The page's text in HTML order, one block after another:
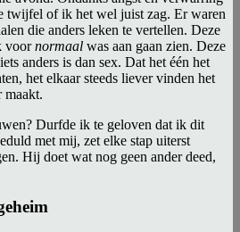
twijfel of ik het wel juist zag. Er waren
die anders leken te vertellen. Deze
voornormaal was aan gaan zien. Deze
anders is dan sex. Dat het één het
het elkaar steeds liever vinden het
maakt.
Durfde ik te geloven dat ik dit
met mij, zet elke stap uiterst
Hij doet wat nog geen ander deed,